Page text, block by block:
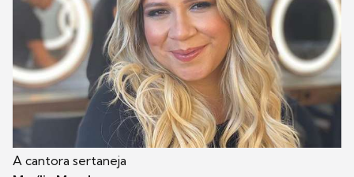
A cantora sertaneja